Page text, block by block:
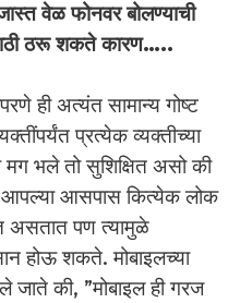
वेळ फोनवर बोलण्याची
ठरू शकते कारण…..
ही अत्यंत सामान्य गोष्ट
प्रत्येक व्यक्तीच्या
मग भले तो सुशिक्षित असो की
आपल्या आसपास कित्येक लोक
असतात पण त्यामुळे
होऊ शकते. मोबाइलच्या
जाते की, ”मोबाइल ही गरज